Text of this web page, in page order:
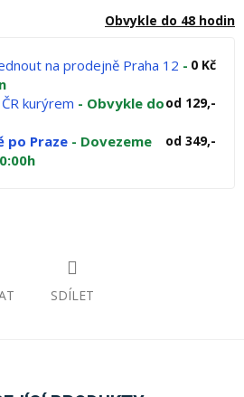
Obvykle do 48 hodin
na prodejně Praha 12 - 0 Kč
kurýrem - Obvykle dood 129,-
po Praze - Dovezeme
od 349,-
SDÍLET